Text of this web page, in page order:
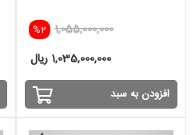
%2 1,055,000,000
1,035,000,000 ریال
افزودن به سبد